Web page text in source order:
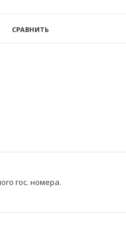
СРАВНИТЬ
гос. номера.